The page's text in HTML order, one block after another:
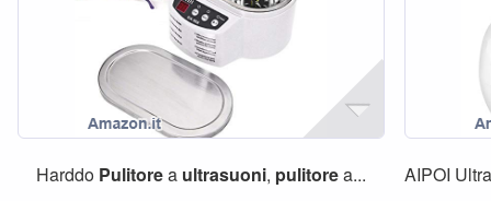
Harddo Pulitorea ultrasuoni, pulitorea...
AIPOI